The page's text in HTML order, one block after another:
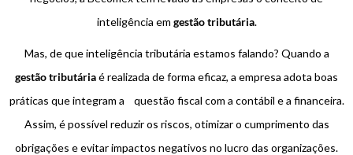
inteligência em gestão tributária.
Mas, de que inteligência tributária estamos falando? Quando a
gestão tributáriaé realizada de forma eficaz, a empresa adota boas
práticas que integram a questão fiscal com a contábil e a financeira.
Assim, é possível reduzir os riscos, otimizar o cumprimento das
obrigações e evitar impactos negativos no lucro das organizações.